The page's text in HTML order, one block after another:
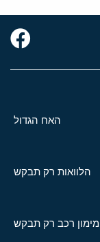
האח הגדול
הלוואות רק תבקש
מימון רכב רק תבקש